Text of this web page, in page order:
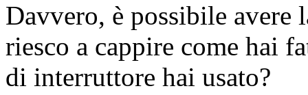
Davvero, è possibile avere
riesco a cappire come hai
di interruttore hai usato?